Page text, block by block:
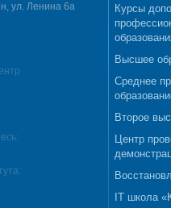
ул. Ленина 6а
Курсы
Высшее
Среднее
Второе
Центр
IT школа